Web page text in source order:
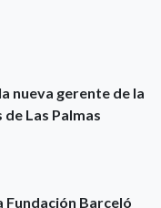
nueva gerente de la
Las Palmas
Fundación Barceló